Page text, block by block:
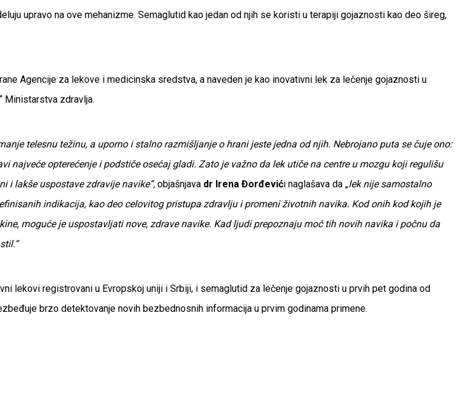
upravo na ove mehanizme. Semaglutid kao jedan od njih se koristi u terapiji gojaznosti kao deo šireg,
Agencije za lekove i medicinska sredstva, a naveden je kao inovativni lek za lečenje gojaznosti u
Ministarstva zdravlja.
telesnu težinu, a uporno i stalno razmišljanje o hrani jeste jedna od njih. Nebrojano puta se čuje ono:
najveće opterećenje i podstiče osećaj gladi. Zato je važno da lek utiče na centre u mozgu koji regulišu
i lakše uspostave zdravije navike“, objašnjava dr Irena Đorđevići naglašava da „lek nije samostalno
indikacija, kao deo celovitog pristupa zdravlju i promeni životnih navika. Kod onih kod kojih je
moguće je uspostavljati nove, zdrave navike. Kad ljudi prepoznaju moć tih novih navika i počnu da
lekovi registrovani u Evropskoj uniji i Srbiji, i semaglutid za lečenje gojaznosti u prvih pet godina od
brzo detektovanje novih bezbednosnih informacija u prvim godinama primene.